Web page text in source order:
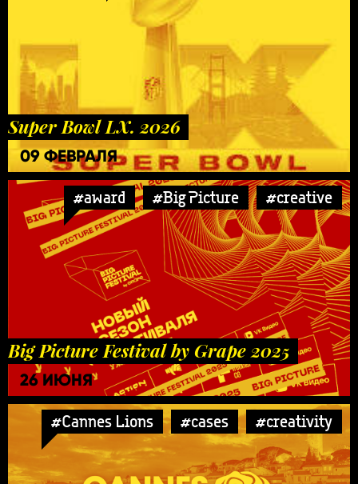
Super Bowl LX. 2026
09 ФЕВРАЛЯ
#award #Big Picture #creative
Big Picture Festival by Grape 2025
26 ИЮНЯ
#Cannes Lions #cases #creativity